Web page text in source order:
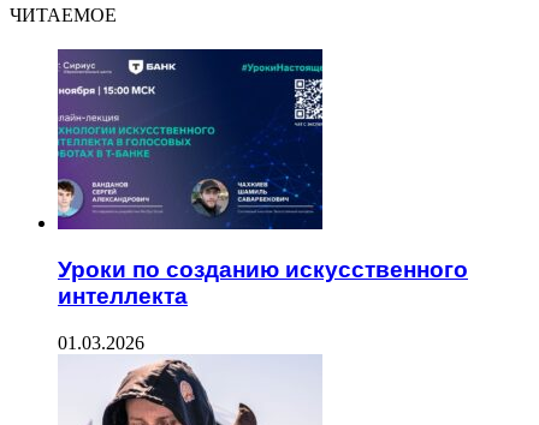
ЧИТАЕМОЕ
Уроки по созданию искусственного
интеллекта
01.03.2026